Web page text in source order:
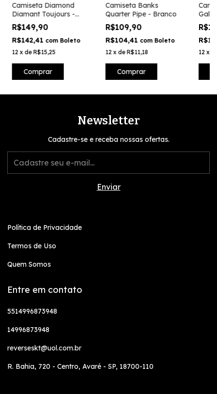
Camiseta Diamond
Diamant Toujours -
Cinza
R$149,90
R$142,41 com Boleto
12 x de R$15,25
Comprar
Camiseta Banks
Quarter Pipe - Branco
R$109,90
R$104,41 com Boleto
12 x de R$11,18
Comprar
12 x
Newsletter
Cadastre-se e receba nossas ofertas.
Política de Privacidade
Termos de Uso
Quem Somos
Entre em contato
5514996873948
14996873948
reverseskt@uol.com.br
R. Bahia, 720 - Centro, Avaré - SP, 18700-110